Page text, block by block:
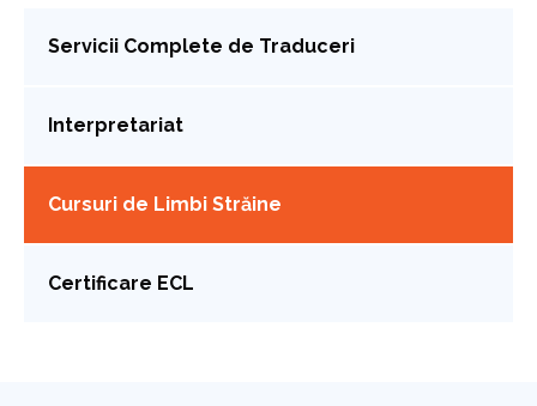
Servicii Complete de Traduceri
Interpretariat
Cursuri de Limbi Străine
Certificare ECL